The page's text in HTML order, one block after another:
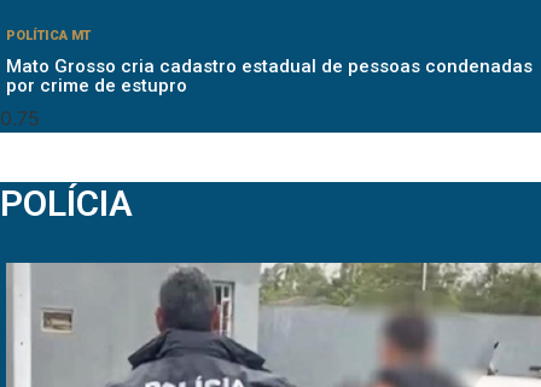
POLÍTICA MT
Mato Grosso cria cadastro estadual de pessoas condenadas
por crime de estupro
POLÍCIA